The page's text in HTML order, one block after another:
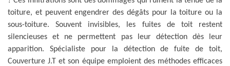
toiture, et peuvent engendrer des dégâts pour la toiture ou la
sous-toiture. Souvent invisibles, les fuites de toit restent
silencieuses et ne permettent pas leur détection dès leur
apparition. Spécialiste pour la détection de fuite de toit,
Couverture J.T et son équipe emploient des méthodes efficaces